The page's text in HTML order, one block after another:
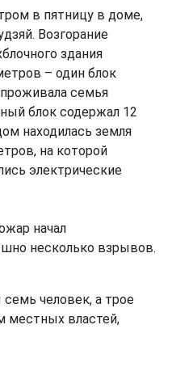
в пятницу в доме,
Возгорание
здания
– один блок
семья
блок содержал 12
находилась земля
на которой
электрические
начал
несколько взрывов.
человек, а трое
местных властей,